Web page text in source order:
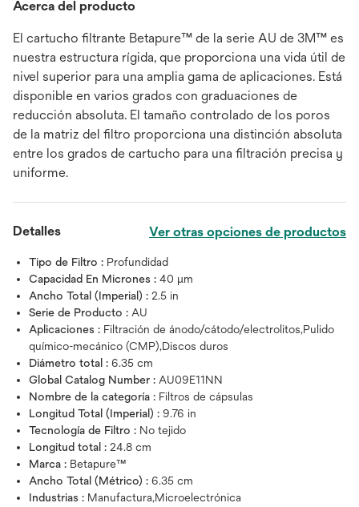
Acerca del producto
El cartucho filtrante Betapure™ de la serie AU de 3M™ es
nuestra estructura rígida, que proporciona una vida útil de
nivel superior para una amplia gama de aplicaciones. Está
disponible en varios grados con graduaciones de
reducción absoluta. El tamaño controlado de los poros
de la matriz del filtro proporciona una distinción absoluta
entre los grados de cartucho para una filtración precisa y
uniforme.
Detalles Ver otras opciones de productos
Tipo de Filtro : Profundidad
Capacidad En Micrones : 40 μm
Ancho Total (Imperial) : 2.5 in
Serie de Producto : AU
Aplicaciones : Filtración de ánodo/cátodo/electrolitos,Pulido
químico-mecánico (CMP),Discos duros
Diámetro total : 6.35 cm
Global Catalog Number : AU09E11NN
Nombre de la categoría : Filtros de cápsulas
Longitud Total (Imperial) : 9.76 in
Tecnología de Filtro : No tejido
Longitud total : 24.8 cm
Marca : Betapure™
Ancho Total (Métrico) : 6.35 cm
Industrias : Manufactura,Microelectrónica